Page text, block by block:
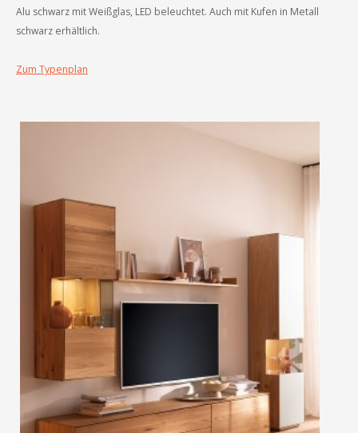
Alu schwarz mit Weißglas, LED beleuchtet. Auch mit Kufen in Metall
schwarz erhältlich.
Zum Typenplan